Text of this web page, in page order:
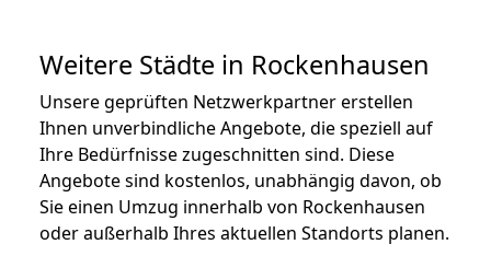
Weitere Städte in Rockenhausen
Unsere geprüften Netzwerkpartner erstellen
Ihnen unverbindliche Angebote, die speziell auf
Ihre Bedürfnisse zugeschnitten sind. Diese
Angebote sind kostenlos, unabhängig davon, ob
Sie einen Umzug innerhalb von Rockenhausen
oder außerhalb Ihres aktuellen Standorts planen.